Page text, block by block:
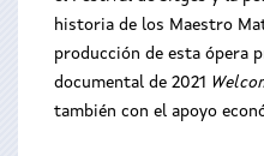
historia de los Maestro
producción de esta ópera
documental de 2021
también con el apoyo